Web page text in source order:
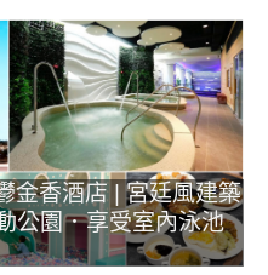
金香酒店 | 宮廷風建築
公園．享受室內泳池